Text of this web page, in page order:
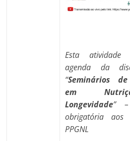
Esta
agenda da
“Seminários
em
Longevidade” –
obrigatória aos
PPGNL